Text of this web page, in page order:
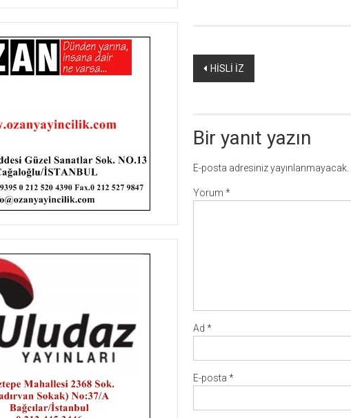
Yazı
HİSLİ İZ
Bir yanıt yazın
E-posta adresiniz yayınlanmayacak.
Yorum *
Ad *
E-posta *